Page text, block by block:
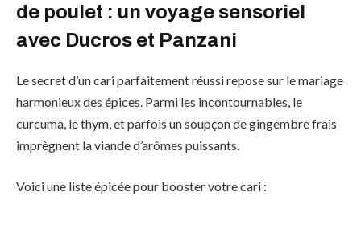
de poulet : un voyage sensoriel
avec Ducros et Panzani
Le secret d’un cari parfaitement réussi repose sur le mariage
harmonieux des épices. Parmi les incontournables, le
curcuma, le thym, et parfois un soupçon de gingembre frais
imprègnent la viande d’arômes puissants.
Voici une liste épicée pour booster votre cari :